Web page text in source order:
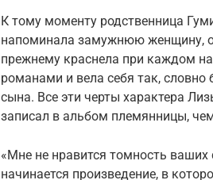
К тому моменту родственница
напоминала замужнюю женщину,
прежнему краснела при каждом
романами и вела себя так, словно
сына. Все эти черты характера
записал в альбом племянницы,
«Мне не нравится томность
начинается произведение, в